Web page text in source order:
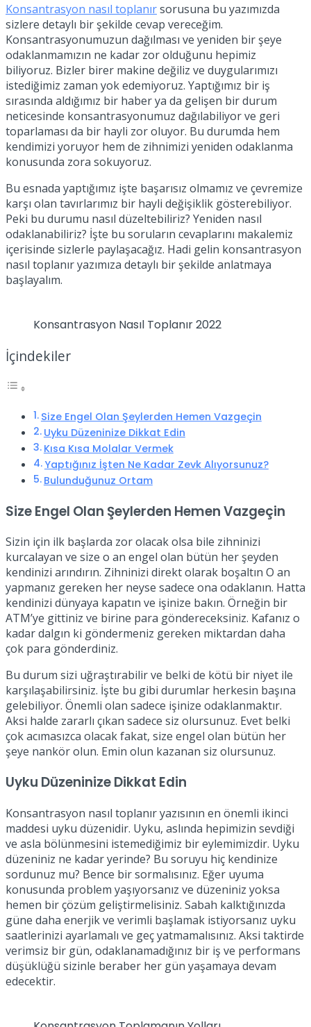
Konsantrasyon nasıl toplanırsorusuna bu yazımızda
sizlere detaylı bir şekilde cevap vereceğim.
Konsantrasyonumuzun dağılması ve yeniden bir şeye
odaklanmamızın ne kadar zor olduğunu hepimiz
biliyoruz. Bizler birer makine değiliz ve duygularımızı
istediğimiz zaman yok edemiyoruz. Yaptığımız bir iş
sırasında aldığımız bir haber ya da gelişen bir durum
neticesinde konsantrasyonumuz dağılabiliyor ve geri
toparlaması da bir hayli zor oluyor. Bu durumda hem
kendimizi yoruyor hem de zihnimizi yeniden odaklanma
konusunda zora sokuyoruz.
Bu esnada yaptığımız işte başarısız olmamız ve çevremize
karşı olan tavırlarımız bir hayli değişiklik gösterebiliyor.
Peki bu durumu nasıl düzeltebiliriz? Yeniden nasıl
odaklanabiliriz? İşte bu soruların cevaplarını makalemiz
içerisinde sizlerle paylaşacağız. Hadi gelin konsantrasyon
nasıl toplanır yazımıza detaylı bir şekilde anlatmaya
başlayalım.
Konsantrasyon Nasıl Toplanır 2022
İçindekiler
Size Engel Olan Şeylerden Hemen Vazgeçin
Uyku Düzeninize Dikkat Edin
Kısa Kısa Molalar Vermek
Yaptığınız İşten Ne Kadar Zevk Alıyorsunuz?
Bulunduğunuz Ortam
Size Engel Olan Şeylerden Hemen Vazgeçin
Sizin için ilk başlarda zor olacak olsa bile zihninizi
kurcalayan ve size o an engel olan bütün her şeyden
kendinizi arındırın. Zihninizi direkt olarak boşaltın O an
yapmanız gereken her neyse sadece ona odaklanın. Hatta
kendinizi dünyaya kapatın ve işinize bakın. Örneğin bir
ATM’ye gittiniz ve birine para göndereceksiniz. Kafanız o
kadar dalgın ki göndermeniz gereken miktardan daha
çok para gönderdiniz.
Bu durum sizi uğraştırabilir ve belki de kötü bir niyet ile
karşılaşabilirsiniz. İşte bu gibi durumlar herkesin başına
gelebiliyor. Önemli olan sadece işinize odaklanmaktır.
Aksi halde zararlı çıkan sadece siz olursunuz. Evet belki
çok acımasızca olacak fakat, size engel olan bütün her
şeye nankör olun. Emin olun kazanan siz olursunuz.
Uyku Düzeninize Dikkat Edin
Konsantrasyon nasıl toplanır yazısının en önemli ikinci
maddesi uyku düzenidir. Uyku, aslında hepimizin sevdiği
ve asla bölünmesini istemediğimiz bir eylemimizdir. Uyku
düzeniniz ne kadar yerinde? Bu soruyu hiç kendinize
sordunuz mu? Bence bir sormalısınız. Eğer uyuma
konusunda problem yaşıyorsanız ve düzeniniz yoksa
hemen bir çözüm geliştirmelisiniz. Sabah kalktığınızda
güne daha enerjik ve verimli başlamak istiyorsanız uyku
saatlerinizi ayarlamalı ve geç yatmamalısınız. Aksi taktirde
verimsiz bir gün, odaklanamadığınız bir iş ve performans
düşüklüğü sizinle beraber her gün yaşamaya devam
edecektir.